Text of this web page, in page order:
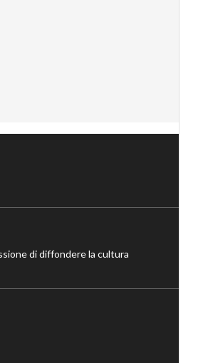
di diffondere la cultura